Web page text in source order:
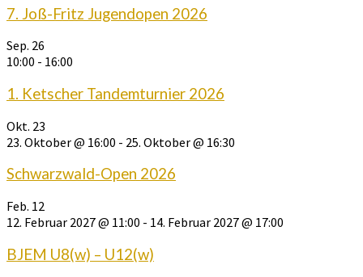
7. Joß-Fritz Jugendopen 2026
Sep. 26
10:00 - 16:00
1. Ketscher Tandemturnier 2026
Okt. 23
23. Oktober @ 16:00 - 25. Oktober @ 16:30
Schwarzwald-Open 2026
Feb. 12
12. Februar 2027 @ 11:00 - 14. Februar 2027 @ 17:00
BJEM U8(w) – U12(w)